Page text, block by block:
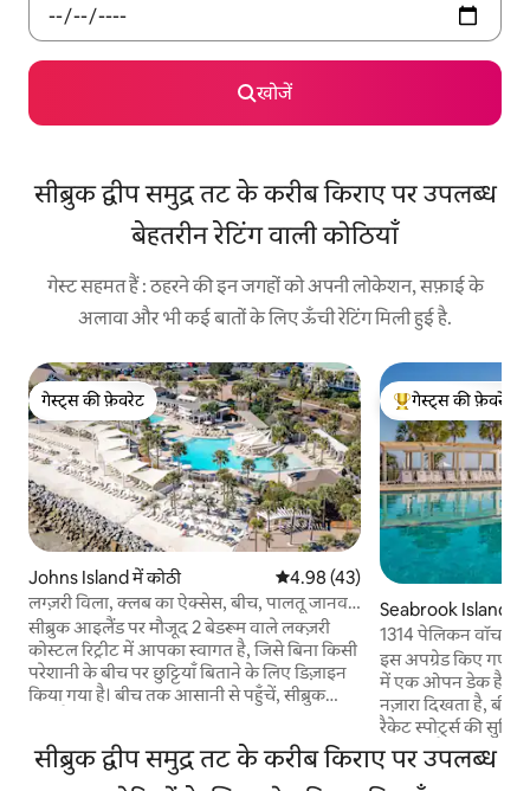
खोजें
सीब्रुक द्वीप समुद्र तट के करीब किराए पर उपलब्ध
बेहतरीन रेटिंग वाली कोठियाँ
गेस्ट सहमत हैं : ठहरने की इन जगहों को अपनी लोकेशन, सफ़ाई के
अलावा और भी कई बातों के लिए ऊँची रेटिंग मिली हुई है.
गेस्ट्स की फ़ेवरेट
गेस्ट्स की फ़ेवरेट
Johns Island में कोठी औसत रेटिंग 5 में से 4.98, 43 समीक्षाएँ
4.98 (43)
लग्ज़री विला, क्लब का ऐक्सेस, बीच, पालतू जानवरों
के अनुकूल
सीब्रुक आइलैंड पर मौजूद 2 बेडरूम वाले लक्ज़री
कोस्टल रिट्रीट में आपका स्वागत है, जिसे बिना किसी
परेशानी के बीच पर छुट्टियाँ बिताने के लिए डिज़ाइन
किया गया है। बीच तक आसानी से पहुँचें, सीब्रुक
के नज़ारों का मज़ा लें और कुर्सियों, तौलियों, बीच
टॉयज़ और प्रीमियम शेड (शिबुमी) वाले पूरी तरह से
सुसज्जित बीच सेटअप का मज़ा लें। परिवारों और
गेस्ट्स का टॉप फ़ेवरेट
गेस्ट्स की फ़ेवरेट
Seabrook Island में
1314 पेलिकन वॉच
इस अपग्रेड किए गए
में एक ओपन डेक है, यह
नज़ारा दिखता है,
रैकेट स्पोर्ट्स की
अनुकूल है! आपका
एक्सेस स्टेशन से 6
सीब्रुक द्वीप समुद्र तट के करीब किराए पर उपलब्ध